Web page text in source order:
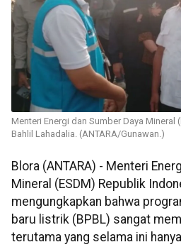
Menteri Energi dan Sumber Daya Mineral
Bahlil Lahadalia. (ANTARA/Gunawan.)
Blora (ANTARA) - Menteri
Mineral (ESDM) Republik
mengungkapkan bahwa
baru listrik (BPBL) sangat
terutama yang selama ini